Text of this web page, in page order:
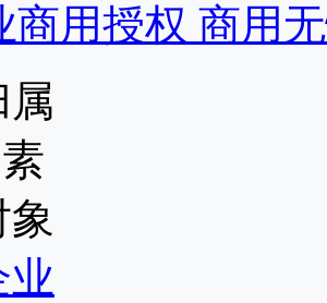
商用授权 商用
属
业